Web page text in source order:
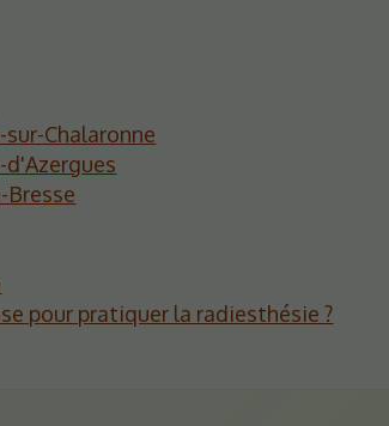
Chalaronne
pour pratiquer la radiesthésie ?